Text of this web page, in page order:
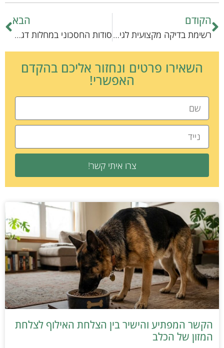
הקודם
רשימת בדיקה מקצועית לגידול חתולים צעירים: כל מה שצריך לדעת
הבא
סודות החסכוני במחלות דגים: טכניקות לניהול בריאות מים נכון
השאירו פרטים ונחזור אליכם בהקדם
האפשרי!
צרו איתי קשר!
הקשר המפתיע והישיר בין הצלחת האילוף לצלחת
המזון של הכלב